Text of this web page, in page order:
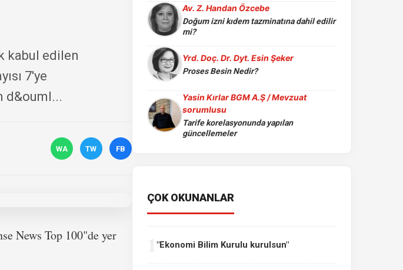
kabul edilen
7'ye
d&ouml...
WA TW FB
News Top 100"de yer
Av. Z. Handan Özcebe
Doğum izni kıdem tazminatına dahil edilir
mi?
Yrd. Doç. Dr. Dyt. Esin Şeker
Proses Besin Nedir?
Yasin Kırlar BGM A.Ş / Mevzuat
sorumlusu
Tarife korelasyonunda yapılan
güncellemeler
ÇOK OKUNANLAR
"Ekonomi Bilim Kurulu kurulsun"